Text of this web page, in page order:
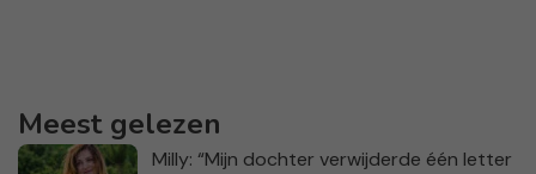
Meest gelezen
Milly: “Mijn dochter verwijderde één letter